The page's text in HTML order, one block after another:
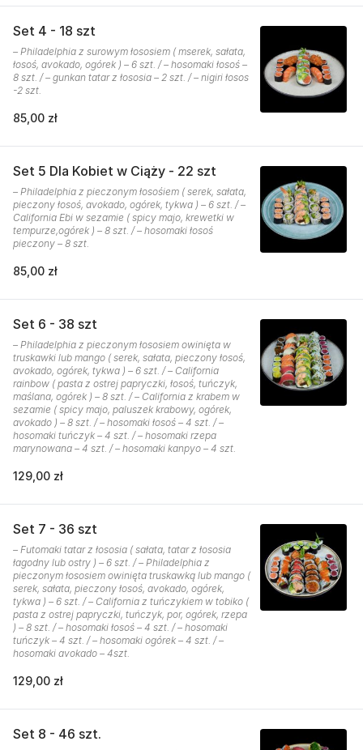
Set 4 - 18 szt
– Philadelphia z surowym łososiem ( mserek, sałata,
łosoś, avokado, ogórek ) – 6 szt. / – hosomaki łosoś –
8 szt. / – gunkan tatar z łososia – 2 szt. / – nigiri łosos
-2 szt.
85,00 zł
Set 5 Dla Kobiet w Ciąży - 22 szt
– Philadelphia z pieczonym łosośiem ( serek, sałata,
pieczony łosoś, avokado, ogórek, tykwa ) – 6 szt. / –
California Ebi w sezamie ( spicy majo, krewetki w
tempurze,ogórek ) – 8 szt. / – hosomaki łosoś
pieczony – 8 szt.
85,00 zł
Set 6 - 38 szt
– Philadelphia z pieczonym łososiem owinięta w
truskawki lub mango ( serek, sałata, pieczony łosoś,
avokado, ogórek, tykwa ) – 6 szt. / – California
rainbow ( pasta z ostrej papryczki, łosoś, tuńczyk,
maślana, ogórek ) – 8 szt. / – California z krabem w
sezamie ( spicy majo, paluszek krabowy, ogórek,
avokado ) – 8 szt. / – hosomaki łosoś – 4 szt. / –
hosomaki tuńczyk – 4 szt. / – hosomaki rzepa
marynowana – 4 szt. / – hosomaki kanpyo – 4 szt.
129,00 zł
Set 7 - 36 szt
– Futomaki tatar z łososia ( sałata, tatar z łososia
łagodny lub ostry ) – 6 szt. / – Philadelphia z
pieczonym łososiem owinięta truskawką lub mango (
serek, sałata, pieczony łosoś, avokado, ogórek,
tykwa ) – 6 szt. / – California z tuńczykiem w tobiko (
pasta z ostrej papryczki, tuńczyk, por, ogórek, rzepa
) – 8 szt. / – hosomaki łosoś – 4 szt. / – hosomaki
tuńczyk – 4 szt. / – hosomaki ogórek – 4 szt. / –
hosomaki avokado – 4szt.
129,00 zł
Set 8 - 46 szt.